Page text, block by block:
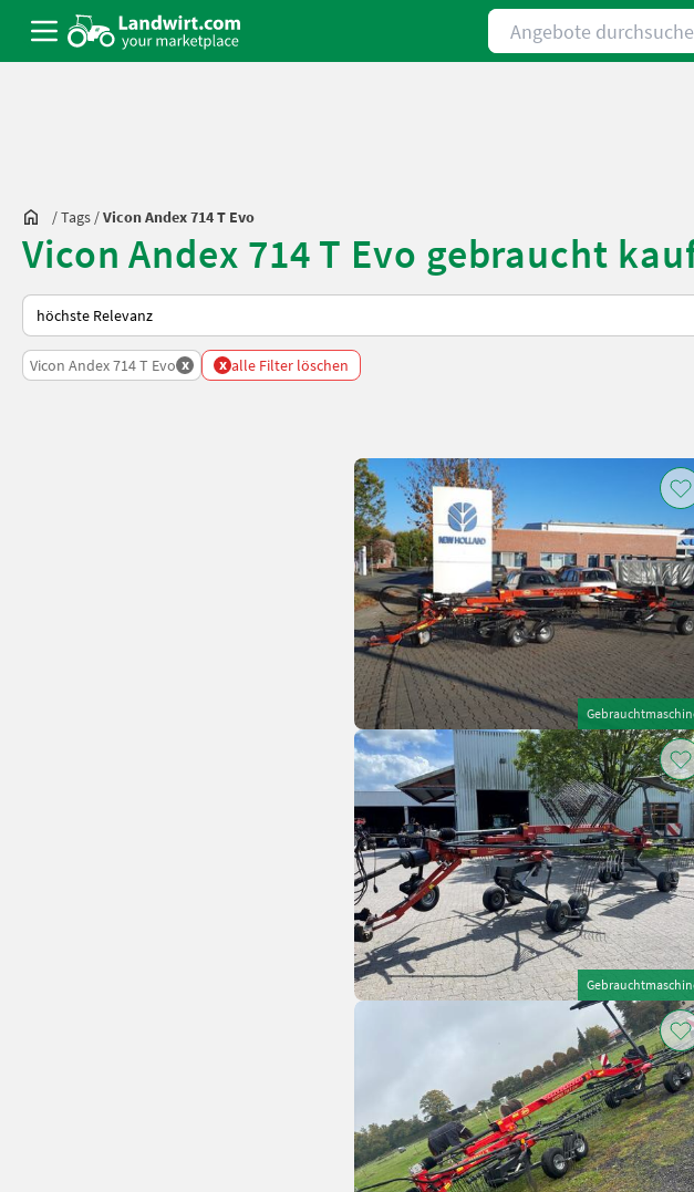
Angebote durchsuchen
/Tags /Vicon Andex 714 T Evo
Vicon Andex 714 T Evo gebraucht
So wird auf Landwirt.com sortiert
Vicon Andex 714 T Evo x x alle Filter löschen